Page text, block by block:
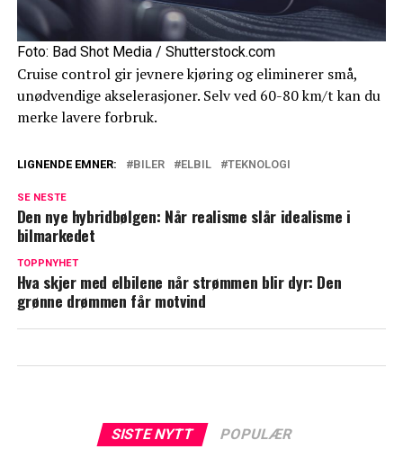
Foto: Bad Shot Media / Shutterstock.com
Cruise control gir jevnere kjøring og eliminerer små,
unødvendige akselerasjoner. Selv ved 60-80 km/t kan du
merke lavere forbruk.
LIGNENDE EMNER: BILER ELBIL TEKNOLOGI
SE NESTE
Den nye hybridbølgen: Når realisme slår idealisme i
bilmarkedet
TOPPNYHET
Hva skjer med elbilene når strømmen blir dyr: Den
grønne drømmen får motvind
SISTE NYTT POPULÆR